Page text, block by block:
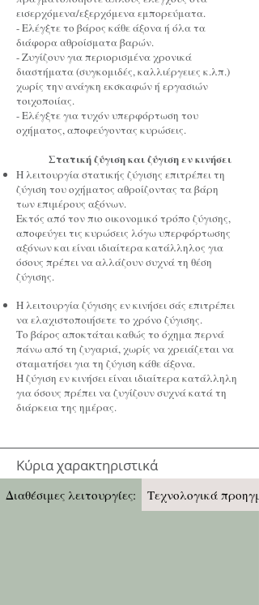
εισερχόμενα/εξερχόμενα εμπορεύματα.
- Ελέγξτε το βάρος κάθε άξονα ή όλα τα
διάφορα αθροίσματα βαρών.
- Ζυγίζουν για περιορισμένα χρονικά
διαστήματα (συγκομιδές, καλλιέργειες κ.λπ.)
χωρίς την ανάγκη εκσκαφών ή εργασιών
τοιχοποιίας.
- Ελέγξτε για τυχόν υπερφόρτωση του
οχήματος, αποφεύγοντας κυρώσεις.
Στατική ζύγιση και ζύγιση εν κινήσει
Η λειτουργία στατικής ζύγισης επιτρέπει τη
ζύγιση του οχήματος αθροίζοντας τα βάρη
των επιμέρους αξόνων.
Εκτός από τον πιο οικονομικό τρόπο ζύγισης,
αποφεύγει τις κυρώσεις λόγω υπερφόρτωσης
αξόνων και είναι ιδιαίτερα κατάλληλος για
όσους πρέπει να αλλάζουν συχνά τη θέση
ζύγισης.
Η λειτουργία ζύγισης εν κινήσει σάς επιτρέπει
να ελαχιστοποιήσετε το χρόνο ζύγισης.
Το βάρος αποκτάται καθώς το όχημα περνά
πάνω από τη ζυγαριά, χωρίς να χρειάζεται να
σταματήσει για τη ζύγιση κάθε άξονα.
Η ζύγιση εν κινήσει είναι ιδιαίτερα κατάλληλη
για όσους πρέπει να ζυγίζουν συχνά κατά τη
διάρκεια της ημέρας.
Κύρια χαρακτηριστικά
Διαθέσιμες λειτουργίες: Τεχνολογικά